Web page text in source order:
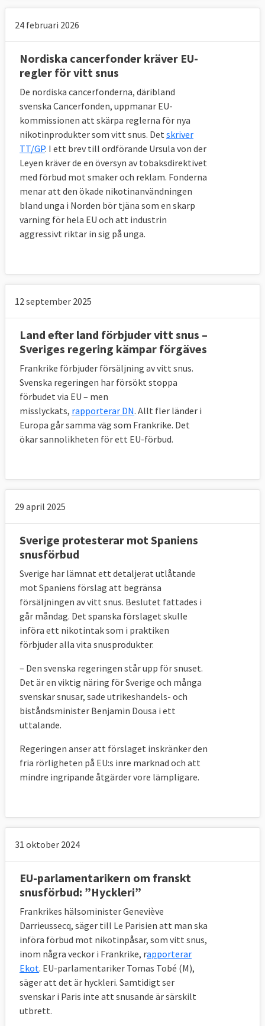
24 februari 2026
Nordiska cancerfonder kräver EU-
regler för vitt snus
De nordiska cancerfonderna, däribland
svenska Cancerfonden, uppmanar EU-
kommissionen att skärpa reglerna för nya
nikotinprodukter som vitt snus. Det skriver
TT/GP. I ett brev till ordförande Ursula von der
Leyen kräver de en översyn av tobaksdirektivet
med förbud mot smaker och reklam. Fonderna
menar att den ökade nikotinanvändningen
bland unga i Norden bör tjäna som en skarp
varning för hela EU och att industrin
aggressivt riktar in sig på unga.
12 september 2025
Land efter land förbjuder vitt snus –
Sveriges regering kämpar förgäves
Frankrike förbjuder försäljning av vitt snus.
Svenska regeringen har försökt stoppa
förbudet via EU – men
misslyckats, rapporterar DN. Allt fler länder i
Europa går samma väg som Frankrike. Det
ökar sannolikheten för ett EU-förbud.
29 april 2025
Sverige protesterar mot Spaniens
snusförbud
Sverige har lämnat ett detaljerat utlåtande
mot Spaniens förslag att begränsa
försäljningen av vitt snus. Beslutet fattades i
går måndag. Det spanska förslaget skulle
införa ett nikotintak som i praktiken
förbjuder alla vita snusprodukter.
– Den svenska regeringen står upp för snuset.
Det är en viktig näring för Sverige och många
svenskar snusar, sade utrikeshandels- och
biståndsminister Benjamin Dousa i ett
uttalande.
Regeringen anser att förslaget inskränker den
fria rörligheten på EU:s inre marknad och att
mindre ingripande åtgärder vore lämpligare.
31 oktober 2024
EU-parlamentarikern om franskt
snusförbud: ”Hyckleri”
Frankrikes hälsominister Geneviève
Darrieussecq, säger till Le Parisien att man ska
införa förbud mot nikotinpåsar, som vitt snus,
inom några veckor i Frankrike, rapporterar
Ekot. EU-parlamentariker Tomas Tobé (M),
säger att det är hyckleri. Samtidigt ser
svenskar i Paris inte att snusande är särskilt
utbrett.